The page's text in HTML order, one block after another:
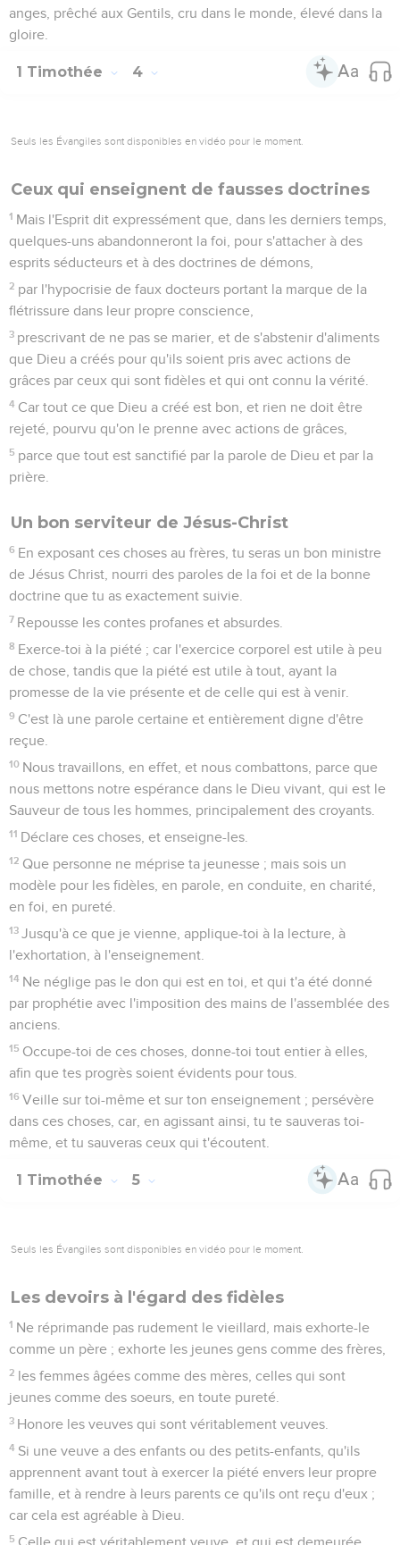
anges, prêché aux Gentils, cru dans le monde, élevé dans la
gloire.
1 Timothée 4
Seuls les Évangiles sont disponibles en vidéo pour le moment.
Ceux qui enseignent de fausses doctrines
1 Mais l'Esprit dit expressément que, dans les derniers temps,
quelques-uns abandonneront la foi, pour s'attacher à des
esprits séducteurs et à des doctrines de démons,
2 par l'hypocrisie de faux docteurs portant la marque de la
flétrissure dans leur propre conscience,
3 prescrivant de ne pas se marier, et de s'abstenir d'aliments
que Dieu a créés pour qu'ils soient pris avec actions de
grâces par ceux qui sont fidèles et qui ont connu la vérité.
4 Car tout ce que Dieu a créé est bon, et rien ne doit être
rejeté, pourvu qu'on le prenne avec actions de grâces,
5 parce que tout est sanctifié par la parole de Dieu et par la
prière.
Un bon serviteur de Jésus-Christ
6 En exposant ces choses au frères, tu seras un bon ministre
de Jésus Christ, nourri des paroles de la foi et de la bonne
doctrine que tu as exactement suivie.
7 Repousse les contes profanes et absurdes.
8 Exerce-toi à la piété ; car l'exercice corporel est utile à peu
de chose, tandis que la piété est utile à tout, ayant la
promesse de la vie présente et de celle qui est à venir.
9 C'est là une parole certaine et entièrement digne d'être
reçue.
10 Nous travaillons, en effet, et nous combattons, parce que
nous mettons notre espérance dans le Dieu vivant, qui est le
Sauveur de tous les hommes, principalement des croyants.
11 Déclare ces choses, et enseigne-les.
12 Que personne ne méprise ta jeunesse ; mais sois un
modèle pour les fidèles, en parole, en conduite, en charité,
en foi, en pureté.
13 Jusqu'à ce que je vienne, applique-toi à la lecture, à
l'exhortation, à l'enseignement.
14 Ne néglige pas le don qui est en toi, et qui t'a été donné
par prophétie avec l'imposition des mains de l'assemblée des
anciens.
15 Occupe-toi de ces choses, donne-toi tout entier à elles,
afin que tes progrès soient évidents pour tous.
16 Veille sur toi-même et sur ton enseignement ; persévère
dans ces choses, car, en agissant ainsi, tu te sauveras toi-
même, et tu sauveras ceux qui t'écoutent.
1 Timothée 5
Seuls les Évangiles sont disponibles en vidéo pour le moment.
Les devoirs à l'égard des fidèles
1 Ne réprimande pas rudement le vieillard, mais exhorte-le
comme un père ; exhorte les jeunes gens comme des frères,
2 les femmes âgées comme des mères, celles qui sont
jeunes comme des soeurs, en toute pureté.
3 Honore les veuves qui sont véritablement veuves.
4 Si une veuve a des enfants ou des petits-enfants, qu'ils
apprennent avant tout à exercer la piété envers leur propre
famille, et à rendre à leurs parents ce qu'ils ont reçu d'eux ;
car cela est agréable à Dieu.
5 Celle qui est véritablement veuve, et qui est demeurée